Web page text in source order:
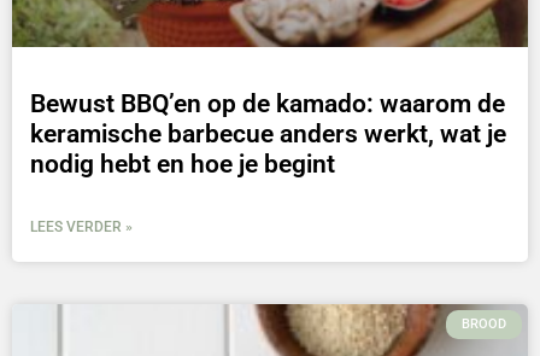
Bewust BBQ’en op de kamado: waarom de
keramische barbecue anders werkt, wat je
nodig hebt en hoe je begint
LEES VERDER »
BROOD